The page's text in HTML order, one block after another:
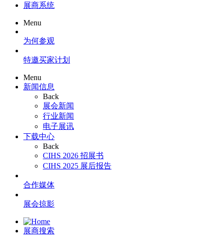
展商系统
Menu
为何参观
特邀买家计划
Menu
新闻信息
Back
展会新闻
行业新闻
电子展讯
下载中心
Back
CIHS 2026 招展书
CIHS 2025 展后报告
合作媒体
展会掠影
展商搜索